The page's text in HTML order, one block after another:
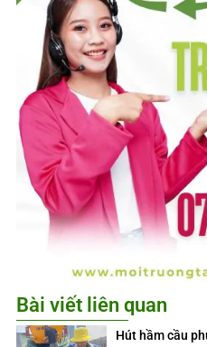
Bài viết liên quan
Hút hầm cầu